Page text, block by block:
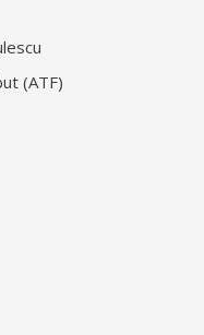
(ATF)